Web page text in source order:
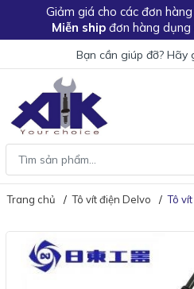
Giảm giá cho các đơn hàng
Miễn ship đơn hàng
Bạn cần giúp đỡ? Hãy
Trang chủ Tô vít điện Delvo Tô